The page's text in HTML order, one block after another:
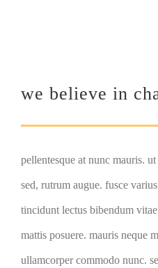
we believe in
pellentesque at nunc mauris.
sed, rutrum augue. fusce
tincidunt lectus bibendum
mattis posuere. mauris neque
ullamcorper commodo nunc.